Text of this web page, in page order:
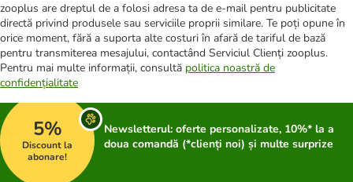
zooplus are dreptul de a folosi adresa ta de e-mail pentru publicitate
directă privind produsele sau serviciile proprii similare. Te poți opune în
orice moment, fără a suporta alte costuri în afară de tariful de bază
pentru transmiterea mesajului, contactând Serviciul Clienți zooplus.
Pentru mai multe informații, consultă politica noastră de
confidențialitate
5%
Discount la
abonare!
Newsletterul: oferte personalizate, 10%* la a
doua comandă (*clienți noi) și multe surprize